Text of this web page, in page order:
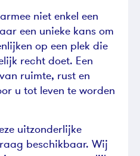
niet enkel een
een unieke kans om
op een plek die
recht doet. Een
ruimte, rust en
u tot leven te worden
uitzonderlijke
beschikbaar. Wij